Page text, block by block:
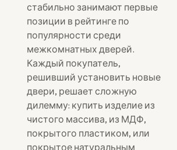
стабильно занимают первые
позиции в рейтинге по
популярности среди
межкомнатных дверей.
Каждый покупатель,
решивший установить новые
двери, решает сложную
дилемму: купить изделие из
чистого массива, из МДФ,
покрытого пластиком, или
покрытое натуральным